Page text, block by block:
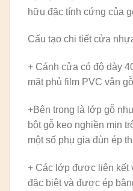
hữu đặc tính cứng của
Cấu tạo chi tiết cửa
+ Cánh cửa có độ dày
mặt phủ film PVC vân
+Bên trong là lớp gỗ
bột gỗ keo nghiền mịn
một số phụ gia đùn ép
+ Các lớp được liên kết
đặc biệt và được ép